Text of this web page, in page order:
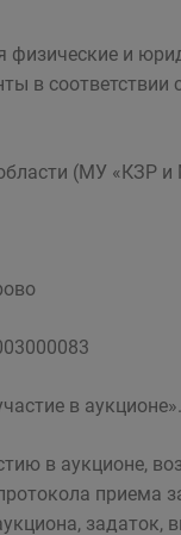
физические и
в
(МУ «КЗР
в аукционе».
в аукционе,
приема